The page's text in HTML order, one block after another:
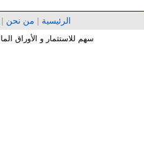
الرئيسية | من نحن |
سهم للاستثمار و الأوراق